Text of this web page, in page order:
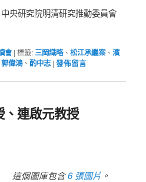
央研究院明清研究推動委員會
會 |標籤:三岡識略、松江承繼案、濱
郭偉鴻、酌中志 |發佈留言
連啟元教授
這個圖庫包含6 張圖片 。